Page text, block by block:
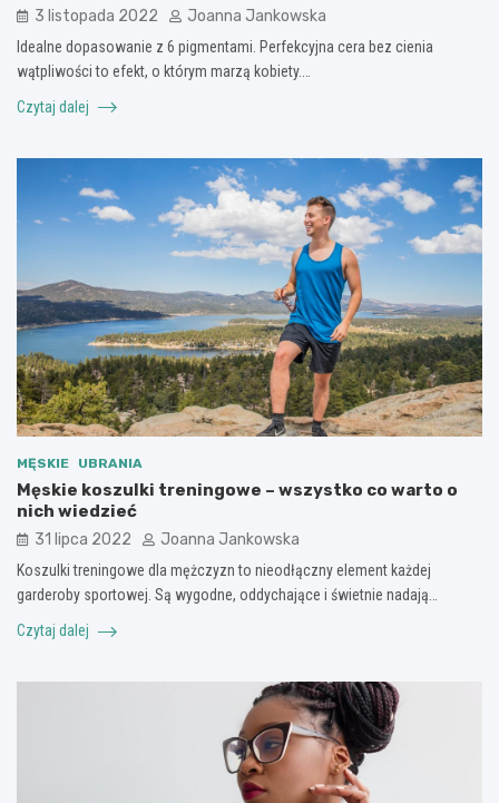
3 listopada 2022 Joanna Jankowska
Idealne dopasowanie z 6 pigmentami. Perfekcyjna cera bez cienia
wątpliwości to efekt, o którym marzą kobiety.…
Czytaj dalej
MĘSKIE UBRANIA
Męskie koszulki treningowe – wszystko co warto o
nich wiedzieć
31 lipca 2022 Joanna Jankowska
Koszulki treningowe dla mężczyzn to nieodłączny element każdej
garderoby sportowej. Są wygodne, oddychające i świetnie nadają…
Czytaj dalej